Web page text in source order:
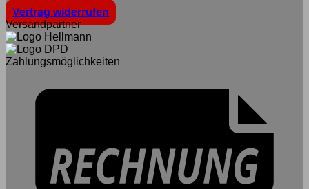
Vertrag widerrufen
Versandpartner
Zahlungsmöglichkeiten